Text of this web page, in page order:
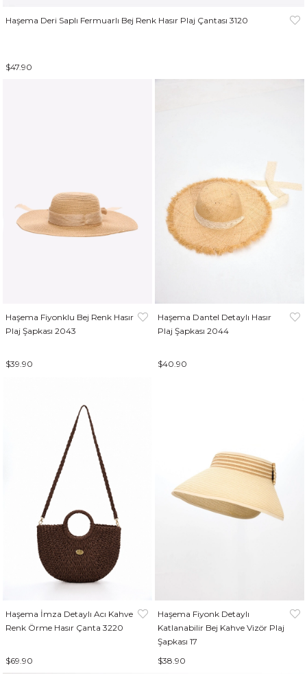
Haşema Deri Saplı Fermuarlı Bej Renk Hasır Plaj Çantası 3120
$47.90
Haşema Fiyonklu Bej Renk Hasır
Plaj Şapkası 2043
$39.90
Haşema Dantel Detaylı Hasır
Plaj Şapkası 2044
$40.90
Haşema İmza Detaylı Acı Kahve
Renk Örme Hasır Çanta 3220
$69.90
Haşema Fiyonk Detaylı
Katlanabilir Bej Kahve Vizör Plaj
Şapkası 17
$38.90